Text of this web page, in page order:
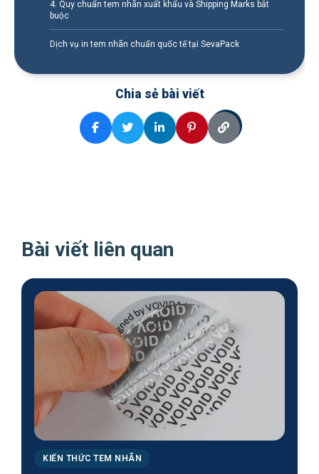
4. Quy chuẩn tem nhãn xuất khẩu và Shipping Marks bắt
buộc
Dịch vụ in tem nhãn chuẩn quốc tế tại SevaPack
Chia sẻ bài viết
Bài viết liên quan
KIẾN THỨC TEM NHÃN